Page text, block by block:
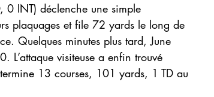
INT) déclenche une simple
plaquages et file 72 yards le long de
Quelques minutes plus tard, June
L’attaque visiteuse a enfin trouvé
13 courses, 101 yards, 1 TD au